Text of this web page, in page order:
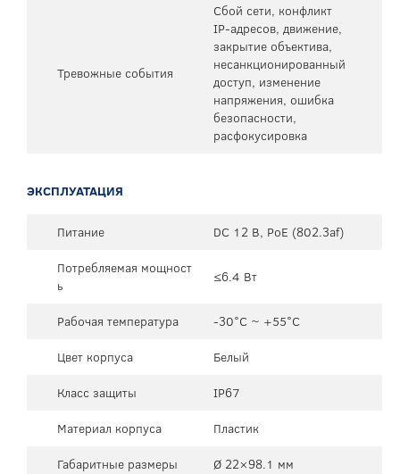
Тревожные события
Сбой сети, конфликт
IP-адресов, движение,
закрытие объектива,
несанкционированный
доступ, изменение
напряжения, ошибка
безопасности,
расфокусировка
ЭКСПЛУАТАЦИЯ
Питание
DC 12 В, PoE (802.3af)
Потребляемая мощност
ь
≤6.4 Вт
Рабочая температура
-30°C ~ +55°C
Цвет корпуса
Белый
Класс защиты
IP67
Материал корпуса
Пластик
Габаритные размеры
Ø 22×98.1 мм